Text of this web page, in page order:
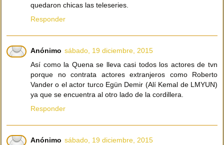
quedaron chicas las teleseries.
Responder
Anónimo sábado, 19 diciembre, 2015
Así como la Quena se lleva casi todos los actores de tvn
porque no contrata actores extranjeros como Roberto
Vander o el actor turco Egün Demir (Alí Kemal de LMYUN)
ya que se encuentra al otro lado de la cordillera.
Responder
Anónimo sábado, 19 diciembre, 2015